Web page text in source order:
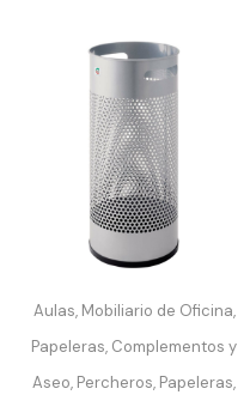
Aulas, Mobiliario de Oficina,
Papeleras, Complementos y
Aseo, Percheros, Papeleras,